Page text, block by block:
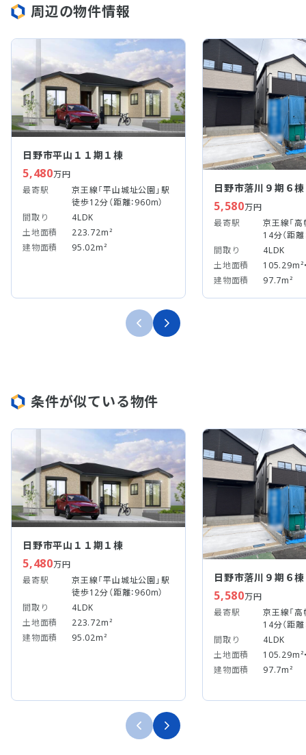
周辺の物件情報
日野市平山１１期１棟
5,480万円
最寄駅
京王線「平山城址公園」駅
徒歩12分（距離：960m）
間取り
4LDK
土地面積
223.72m²
建物面積
95.02m²
日野市落川９期６棟
5,580万円
最寄駅
京王線「
14分（距離
間取り
4LDK
土地面積
105.29m²
建物面積
97.7m²
条件が似ている物件
日野市平山１１期１棟
5,480万円
最寄駅
京王線「平山城址公園」駅
徒歩12分（距離：960m）
間取り
4LDK
土地面積
223.72m²
建物面積
95.02m²
日野市落川９期６棟
5,580万円
最寄駅
京王線「
14分（距離
間取り
4LDK
土地面積
105.29m²
建物面積
97.7m²